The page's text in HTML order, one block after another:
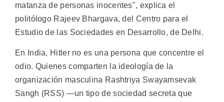
matanza de personas inocentes", explica el
politólogo Rajeev Bhargava, del Centro para el
Estudio de las Sociedades en Desarrollo, de Delhi.
En India, Hitler no es una persona que concentre el
odio. Quienes comparten la ideología de la
organización masculina Rashtriya Swayamsevak
Sangh (RSS) —un tipo de sociedad secreta que